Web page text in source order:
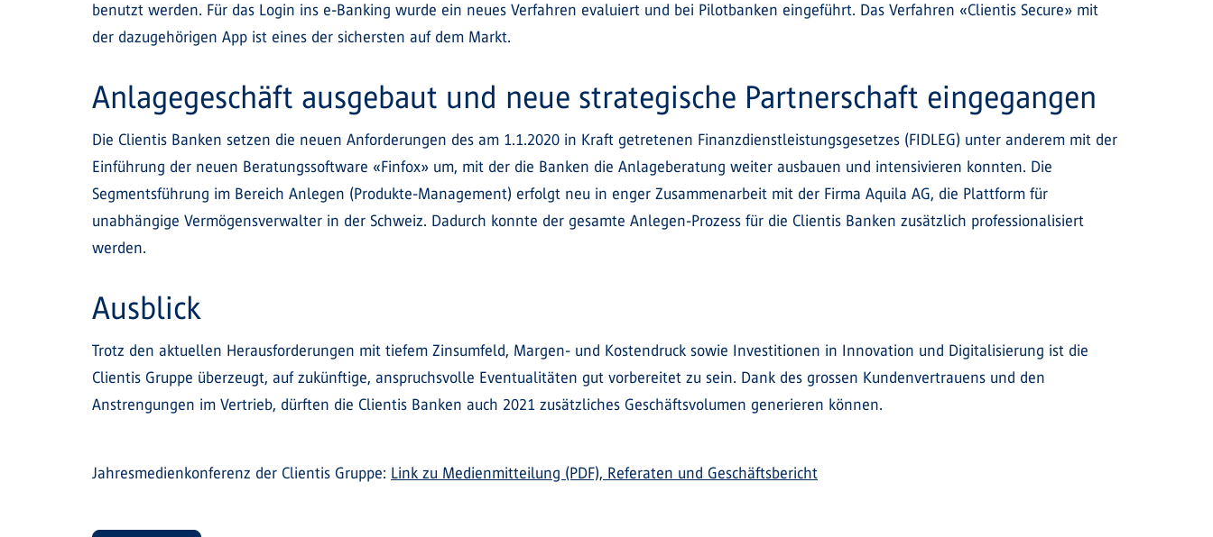
benutzt werden. Für das Login ins e-Banking wurde ein neues Verfahren evaluiert und bei Pilotbanken eingeführt. Das Verfahren «Clientis Secure» mit
der dazugehörigen App ist eines der sichersten auf dem Markt.
Anlagegeschäft ausgebaut und neue strategische Partnerschaft eingegangen
Die Clientis Banken setzen die neuen Anforderungen des am 1.1.2020 in Kraft getretenen Finanzdienstleistungsgesetzes (FIDLEG) unter anderem mit der
Einführung der neuen Beratungssoftware «Finfox» um, mit der die Banken die Anlageberatung weiter ausbauen und intensivieren konnten. Die
Segmentsführung im Bereich Anlegen (Produkte-Management) erfolgt neu in enger Zusammenarbeit mit der Firma Aquila AG, die Plattform für
unabhängige Vermögensverwalter in der Schweiz. Dadurch konnte der gesamte Anlegen-Prozess für die Clientis Banken zusätzlich professionalisiert
werden.
Ausblick
Trotz den aktuellen Herausforderungen mit tiefem Zinsumfeld, Margen- und Kostendruck sowie Investitionen in Innovation und Digitalisierung ist die
Clientis Gruppe überzeugt, auf zukünftige, anspruchsvolle Eventualitäten gut vorbereitet zu sein. Dank des grossen Kundenvertrauens und den
Anstrengungen im Vertrieb, dürften die Clientis Banken auch 2021 zusätzliches Geschäftsvolumen generieren können.
Jahresmedienkonferenz der Clientis Gruppe: Link zu Medienmitteilung (PDF), Referaten und Geschäftsbericht